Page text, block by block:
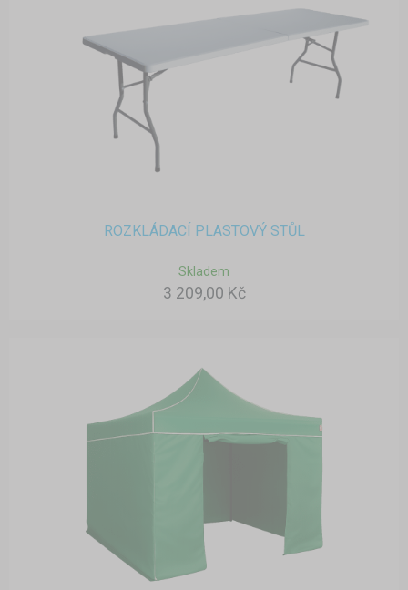
ROZKLÁDACÍ PLASTOVÝ STŮL
Skladem
3 209,00 Kč